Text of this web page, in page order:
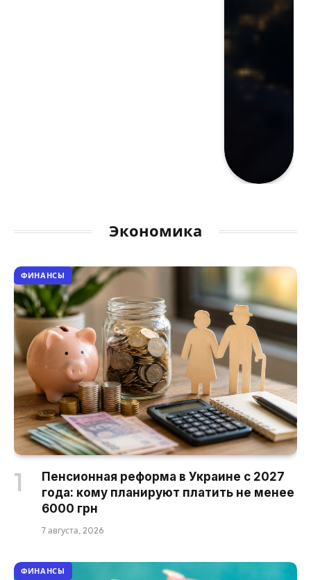
Экономика
ФИНАНСЫ
Пенсионная реформа в Украине с 2027
года: кому планируют платить не менее
6000 грн
7 августа, 2026
ФИНАНСЫ